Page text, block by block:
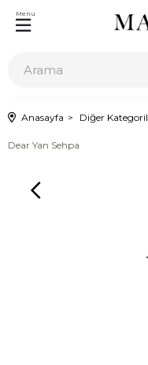
Menu
Anasayfa Diğer
Dear Yan Sehpa